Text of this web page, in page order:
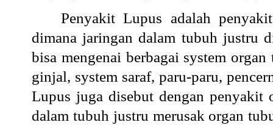
Penyakit Lupus adalah
dimana jaringan dalam tubuh justru
bisa mengenai berbagai system
ginjal, system saraf, paru-paru,
Lupus juga disebut dengan
dalam tubuh justru merusak organ